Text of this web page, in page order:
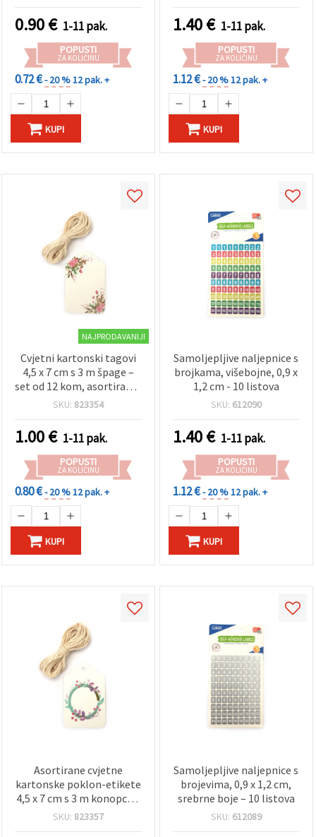
0.90€ 1-11 pak.
POPUSTI
ZA KOLIČINU
0.72 €- 20 %12 pak. +
KUPI
1.40€ 1-11 pak.
POPUSTI
ZA KOLIČINU
1.12 €- 20 %12 pak. +
KUPI
NAJPRODAVANIJI
Cvjetni kartonski tagovi
4,5 x 7 cm s 3 m špage –
set od 12 kom, asortirano,
za scrapbooking i ručne
SKU: 823354
1.00€ 1-11 pak.
POPUSTI
ZA KOLIČINU
0.80 €- 20 %12 pak. +
KUPI
Samoljepljive naljepnice s
brojkama, višebojne, 0,9 x
1,2 cm - 10 listova
SKU: 612090
1.40€ 1-11 pak.
POPUSTI
ZA KOLIČINU
1.12 €- 20 %12 pak. +
KUPI
Asortirane cvjetne
kartonske poklon-etikete
4,5 x 7 cm s 3 m konopca –
set od 12
SKU: 823357
Samoljepljive naljepnice s
brojevima, 0,9 x 1,2 cm,
srebrne boje – 10 listova
SKU: 612089